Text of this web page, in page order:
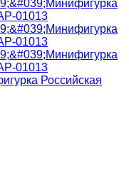
Российская